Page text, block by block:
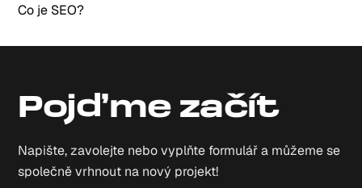
Co je SEO?
Pojďme začít
Napište, zavolejte nebo vyplňte formulář a můžeme se
společně vrhnout na nový projekt!